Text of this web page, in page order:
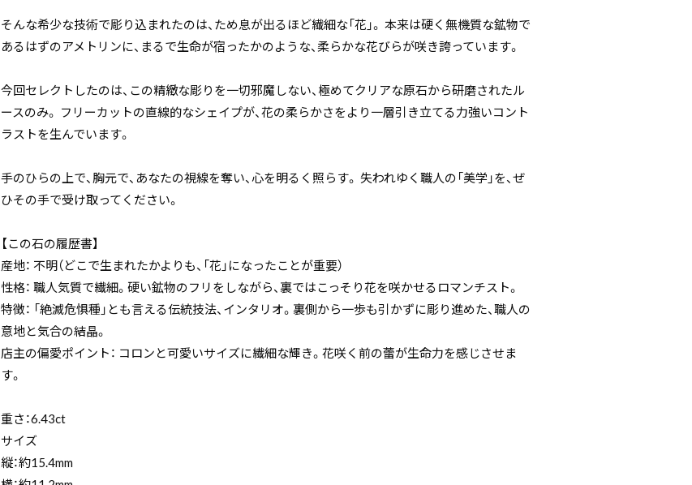
そんな希少な技術で彫り込まれたのは、ため息が出るほど繊細な「花」。 本来は硬く無機質な鉱物で
あるはずのアメトリンに、まるで生命が宿ったかのような、柔らかな花びらが咲き誇っています。
今回セレクトしたのは、この精緻な彫りを一切邪魔しない、極めてクリアな原石から研磨されたル
ースのみ。 フリーカットの直線的なシェイプが、花の柔らかさをより一層引き立てる力強いコント
ラストを生んでいます。
手のひらの上で、胸元で、あなたの視線を奪い、心を明るく照らす。 失われゆく職人の「美学」を、ぜ
ひその手で受け取ってください。
【この石の履歴書】
産地： 不明（どこで生まれたかよりも、「花」になったことが重要）
性格： 職人気質で繊細。硬い鉱物のフリをしながら、裏ではこっそり花を咲かせるロマンチスト。
特徴： 「絶滅危惧種」とも言える伝統技法、インタリオ。裏側から一歩も引かずに彫り進めた、職人の
意地と気合の結晶。
店主の偏愛ポイント： コロンと可愛いサイズに繊細な輝き。花咲く前の蕾が生命力を感じさせま
す。
重さ：6.43ct
サイズ
縦：約15.4mm